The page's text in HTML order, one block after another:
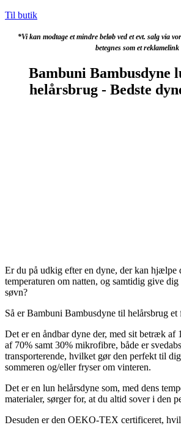
Til butik
*Vi kan modtage et mindre beløb ved et evt. salg via
betegnes som et reklamelink
Bambuni Bambusdyne
helårsbrug - Bedste
Er du på udkig efter en dyne, der kan hjælpe
temperaturen om natten, og samtidig give
søvn?
Så er Bambuni Bambusdyne til helårsbrug et
Det er en åndbar dyne der, med sit betræk af
af 70% samt 30% mikrofibre, både er
transporterende, hvilket gør den perfekt til
sommeren og/eller fryser om vinteren.
Det er en lun helårsdyne som, med dens
materialer, sørger for, at du altid sover i den
Desuden er den OEKO-TEX certificeret,